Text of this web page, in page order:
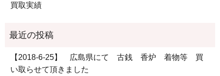
買取実績
【2018-6-25】 広島県にて 古銭 香炉 着物等 買
い取らせて頂きました